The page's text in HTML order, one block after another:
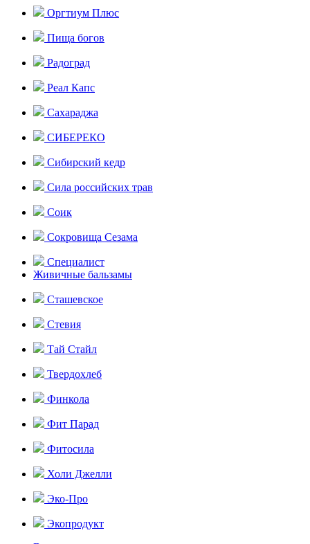
Оргтиум Плюс
Пища богов
Радоград
Реал Капс
Сахараджа
СИБЕРЕКО
Сибирский кедр
Сила российских трав
Соик
Сокровища Сезама
Специалист
Живичные бальзамы
Сташевское
Стевия
Тай Стайл
Твердохлеб
Финкола
Фит Парад
Фитосила
Холи Джелли
Эко-Про
Экопродукт